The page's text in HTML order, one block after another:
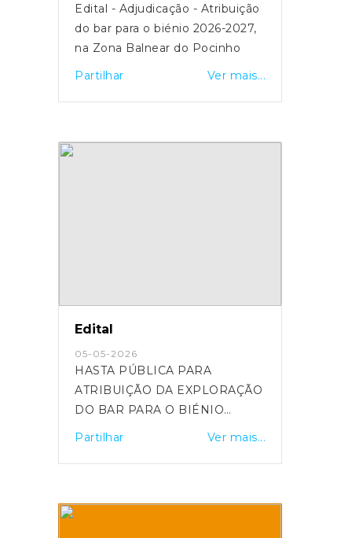
Edital - Adjudicação - Atribuição
do bar para o biénio 2026-2027,
na Zona Balnear do Pocinho
Partilhar
Ver mais...
Edital
05-05-2026
HASTA PÚBLICA PARA
ATRIBUIÇÃO DA EXPLORAÇÃO
DO BAR PARA O BIÉNIO
Partilhar Ver mais...